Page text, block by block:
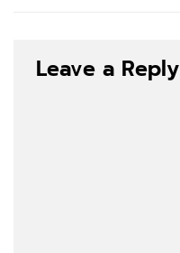
Leave a Reply